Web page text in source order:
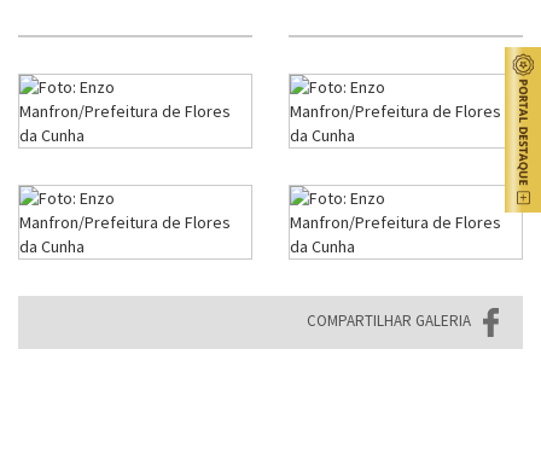
COMPARTILHAR GALERIA